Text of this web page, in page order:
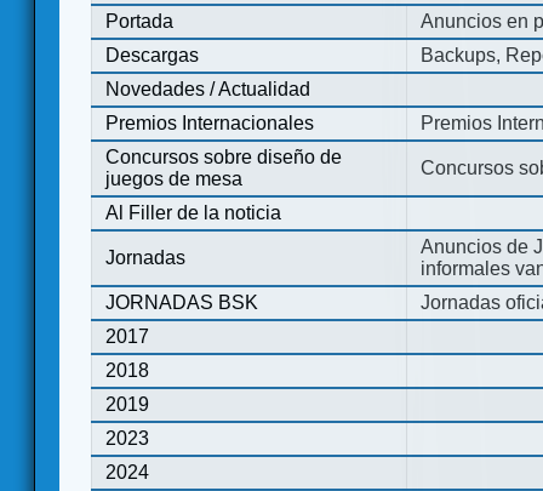
Portada
Anuncios en
Descargas
Backups,
Novedades / Actualidad
Premios Internacionales
Premios
Concursos sobre diseño de
juegos de mesa
Concursos
Al Filler de la noticia
Jornadas
Anuncios de
informales
JORNADAS BSK
Jornadas
2017
2018
2019
2023
2024